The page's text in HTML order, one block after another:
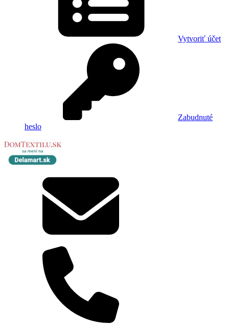
Vytvoriť účet
Zabudnuté
heslo